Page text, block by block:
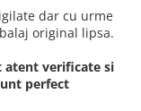
dar cu urme
original lipsa.
atent verificate si
perfect